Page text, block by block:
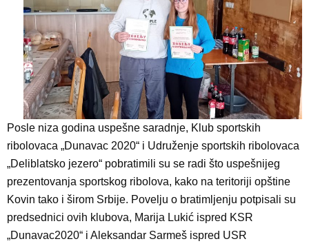
Posle niza godina uspešne saradnje, Klub sportskih
ribolovaca „Dunavac 2020“ i Udruženje sportskih ribolovaca
„Deliblatsko jezero“ pobratimili su se radi što uspešnijeg
prezentovanja sportskog ribolova, kako na teritoriji opštine
Kovin tako i širom Srbije. Povelju o bratimljenju potpisali su
predsednici ovih klubova, Marija Lukić ispred KSR
„Dunavac2020“ i Aleksandar Sarmeš ispred USR